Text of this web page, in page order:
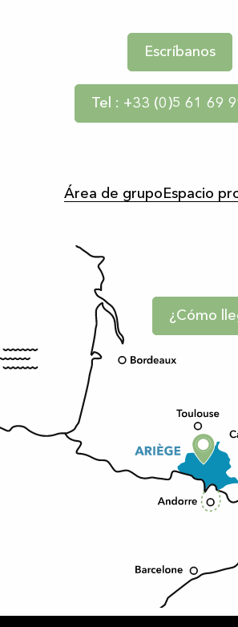
Escríbanos
Tel : +33 (0)5 61 69
Área de grupo Espacio
¿Cómo